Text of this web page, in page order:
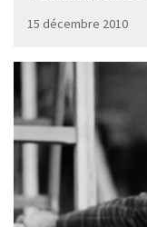
15 décembre 2010